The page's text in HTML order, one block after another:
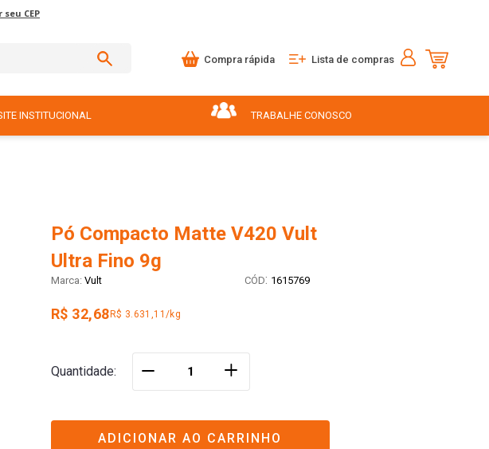
CEP
Compra rápida Lista de compras
INSTITUCIONAL TRABALHE CONOSCO
Pó Compacto Matte V420 Vult
Ultra Fino 9g
Vult : 1615769
R$ 32,68R$ 3.631,11/kg
Quantidade ＋
ADICIONAR AO CARRINHO